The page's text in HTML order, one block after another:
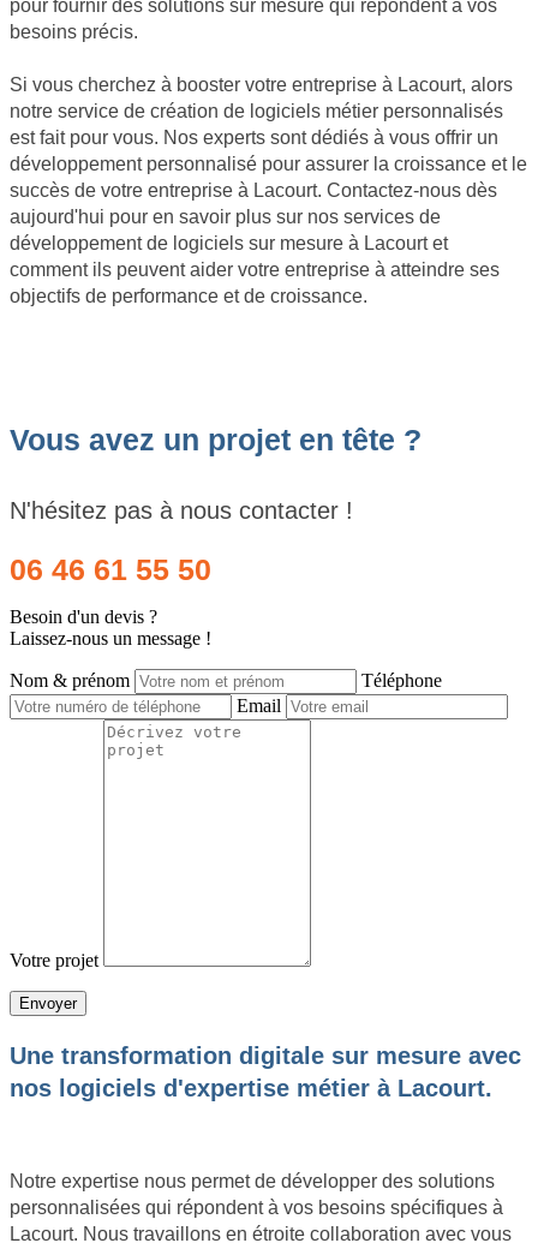
pour fournir des solutions sur mesure qui répondent à vos
besoins précis.
Si vous cherchez à booster votre entreprise à Lacourt, alors
notre service de création de logiciels métier personnalisés
est fait pour vous. Nos experts sont dédiés à vous offrir un
développement personnalisé pour assurer la croissance et le
succès de votre entreprise à Lacourt. Contactez-nous dès
aujourd'hui pour en savoir plus sur nos services de
développement de logiciels sur mesure à Lacourt et
comment ils peuvent aider votre entreprise à atteindre ses
objectifs de performance et de croissance.
Vous avez un projet en tête ?
N'hésitez pas à nous contacter !
06 46 61 55 50
Besoin d'un devis ?
Laissez-nous un message !
Nom & prénom
Téléphone
Email
Votre projet
Une transformation digitale sur mesure avec
nos logiciels d'expertise métier à Lacourt.
Notre expertise nous permet de développer des solutions
personnalisées qui répondent à vos besoins spécifiques à
Lacourt. Nous travaillons en étroite collaboration avec vous